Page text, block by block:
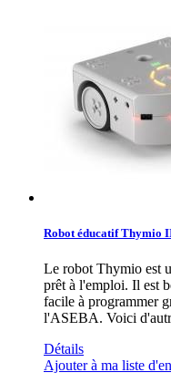
Robot éducatif Thymio
Le robot Thymio est
prêt à l'emploi. Il est
facile à programmer
l'ASEBA. Voici
Détails
Ajouter à ma liste